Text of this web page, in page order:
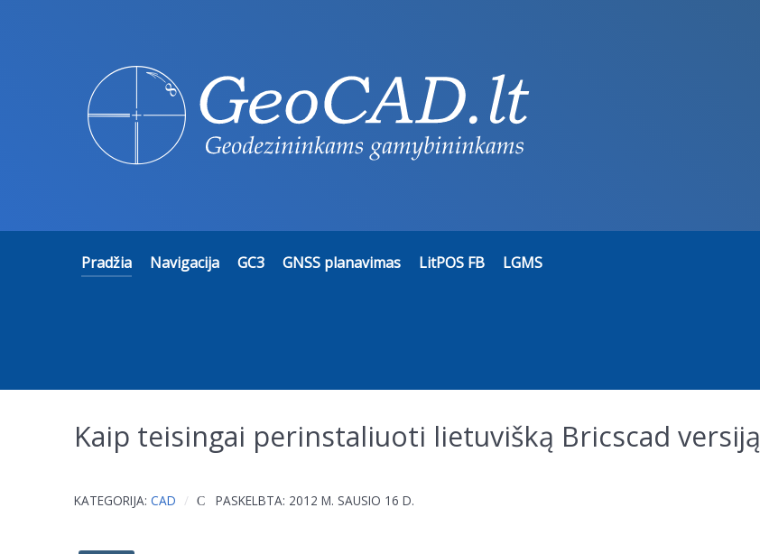
Pradžia Navigacija GC3 GNSS planavimas LitPOS FB LGMS
Kaip teisingai perinstaliuoti lietuvišką Bricscad versiją
KATEGORIJA: CAD PASKELBTA: 2012 M. SAUSIO 16 D.